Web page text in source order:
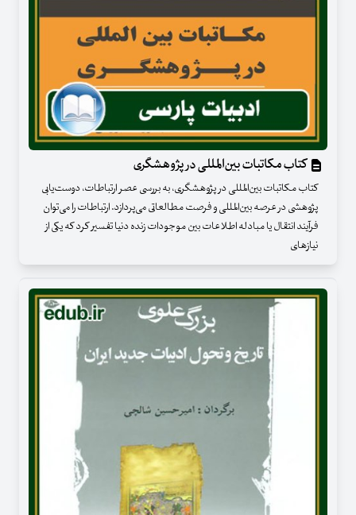
کتاب مکاتبات بین‌المللی در پژوهشگری
کتاب مکاتبات بین‌المللی در پژوهشگری، به بررسی عصر ارتباطات، دوست‌یابی
پژوهشی در عرصه بین‌المللی و فرصت مطالعاتی می‌پردازد. ارتباطات را می‌توان
فرآیند انتقال یا مبادله اطلاعات بین موجودات زنده دنیا تفسیر کرد که یکی از
نیازهای